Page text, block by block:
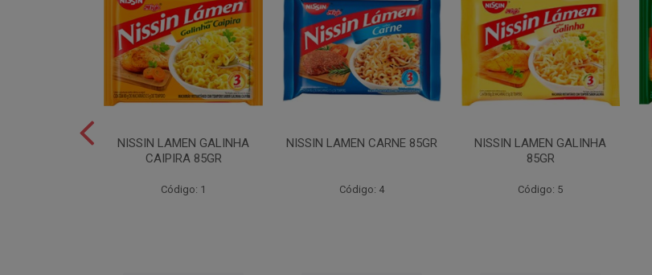
NISSIN LAMEN GALINHA
CAIPIRA 85GR
Código: 1
NISSIN LAMEN CARNE 85GR
Código: 4
NISSIN LAMEN GALINHA
85GR
Código: 5